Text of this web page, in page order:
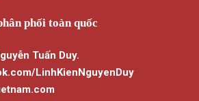
phối toàn quốc
Tuấn Duy.
LinhKienNguyenDuy